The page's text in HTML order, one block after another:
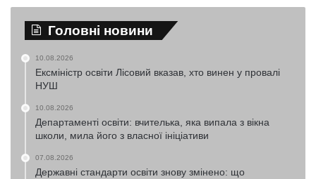
Головні новини
10.08.2026
Ексміністр освіти Лісовий вказав, хто винен у провалі
НУШ
10.08.2026
Департаменті освіти: вчителька, яка випала з вікна
школи, мила його з власної ініціативи
07.08.2026
Державні стандарти освіти знову змінено: що